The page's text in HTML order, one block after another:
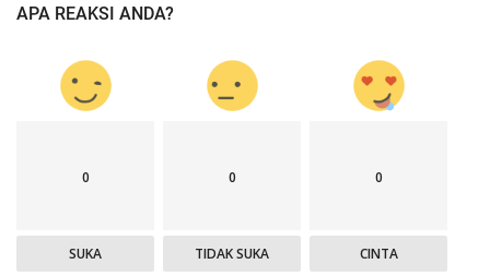
APA REAKSI ANDA?
0
SUKA
0
TIDAK SUKA
0
CINTA